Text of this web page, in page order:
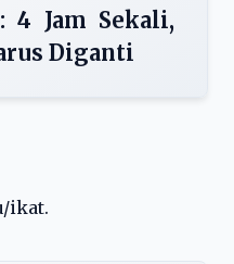
4 Jam Sekali,
Diganti
ikat.